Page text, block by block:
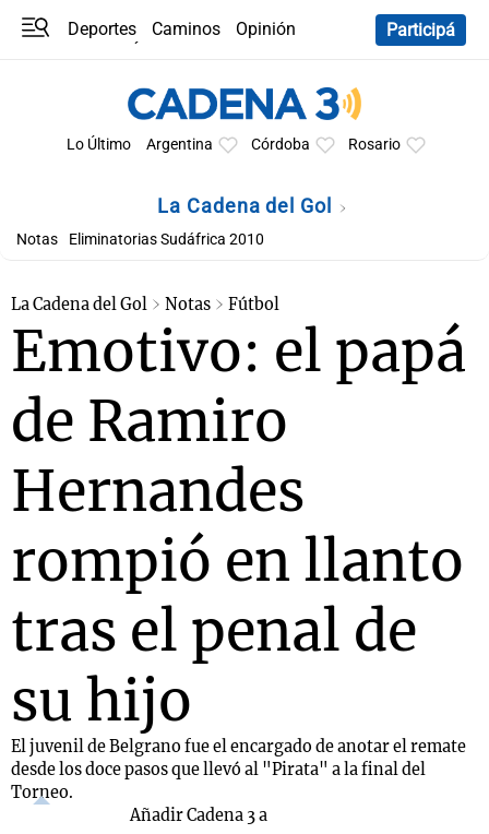
Deportes Caminos
Opinión
Participá
Lo Último Argentina Córdoba Rosario
La Cadena del Gol
Notas Eliminatorias Sudáfrica 2010
La Cadena del Gol Notas Fútbol
Emotivo: el papá
de Ramiro
Hernandes
rompió en llanto
tras el penal de
su hijo
El juvenil de Belgrano fue el encargado de anotar el remate
desde los doce pasos que llevó al "Pirata" a la final del
Torneo.
Añadir Cadena 3 a